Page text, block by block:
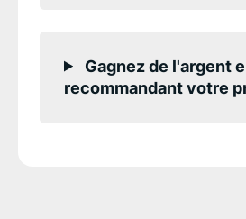
Gagnez de l'argent
recommandant votre